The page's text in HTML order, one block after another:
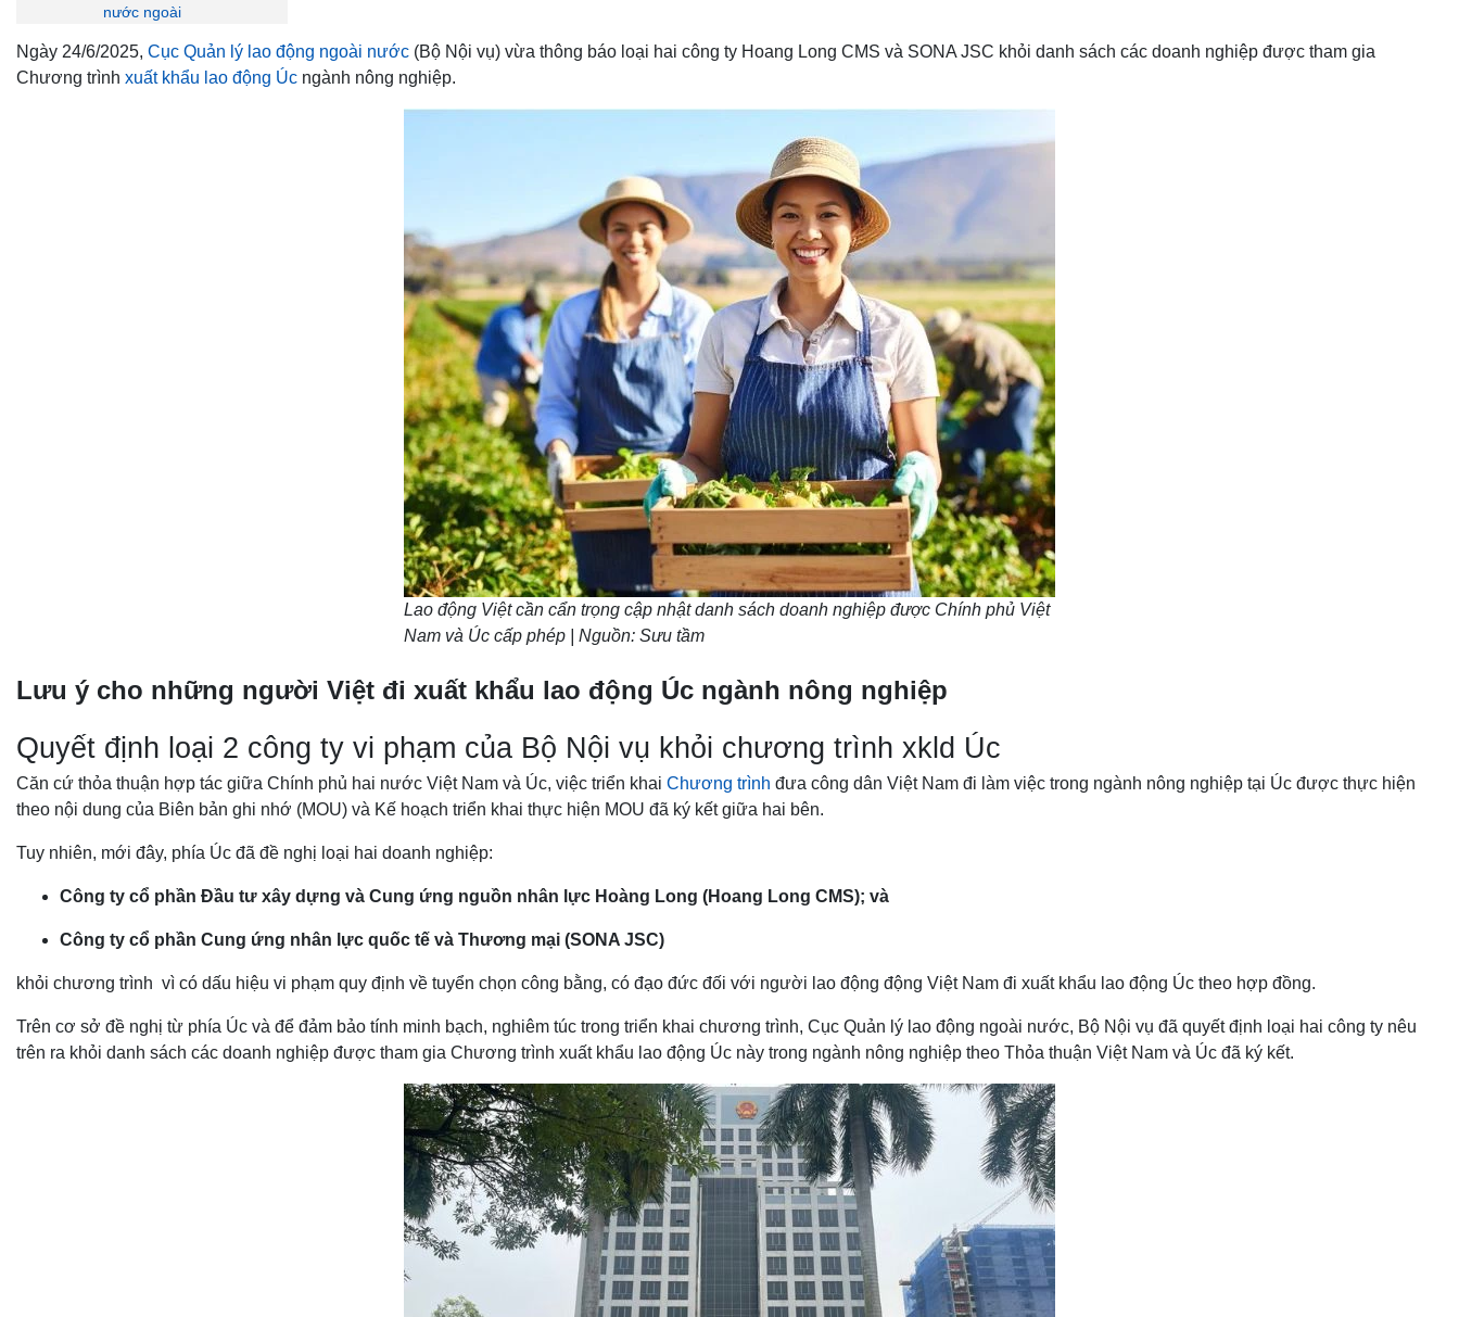
nước ngoài
Ngày 24/6/2025, Cục Quản lý lao động ngoài nước (Bộ Nội vụ) vừa thông báo loại hai công ty Hoang Long CMS và SONA JSC khỏi danh sách các doanh nghiệp được tham gia
Chương trình xuất khẩu lao động Úc ngành nông nghiệp.
Lao động Việt cần cẩn trọng cập nhật danh sách doanh nghiệp được Chính phủ Việt
Nam và Úc cấp phép | Nguồn: Sưu tầm
Lưu ý cho những người Việt đi xuất khẩu lao động Úc ngành nông nghiệp
Quyết định loại 2 công ty vi phạm của Bộ Nội vụ khỏi chương trình xkld Úc
Căn cứ thỏa thuận hợp tác giữa Chính phủ hai nước Việt Nam và Úc, việc triển khai Chương trình đưa công dân Việt Nam đi làm việc trong ngành nông nghiệp tại Úc được thực hiện
theo nội dung của Biên bản ghi nhớ (MOU) và Kế hoạch triển khai thực hiện MOU đã ký kết giữa hai bên.
Tuy nhiên, mới đây, phía Úc đã đề nghị loại hai doanh nghiệp:
Công ty cổ phần Đầu tư xây dựng và Cung ứng nguồn nhân lực Hoàng Long (Hoang Long CMS); và
Công ty cổ phần Cung ứng nhân lực quốc tế và Thương mại (SONA JSC)
khỏi chương trình vì có dấu hiệu vi phạm quy định về tuyển chọn công bằng, có đạo đức đối với người lao động động Việt Nam đi xuất khẩu lao động Úc theo hợp đồng.
Trên cơ sở đề nghị từ phía Úc và để đảm bảo tính minh bạch, nghiêm túc trong triển khai chương trình, Cục Quản lý lao động ngoài nước, Bộ Nội vụ đã quyết định loại hai công ty nêu
trên ra khỏi danh sách các doanh nghiệp được tham gia Chương trình xuất khẩu lao động Úc này trong ngành nông nghiệp theo Thỏa thuận Việt Nam và Úc đã ký kết.